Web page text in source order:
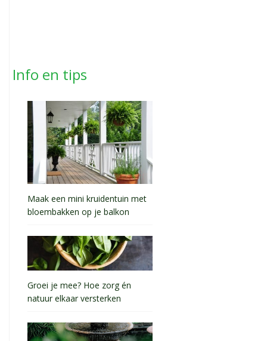
Info en tips
Maak een mini kruidentuin met
bloembakken op je balkon
Groei je mee? Hoe zorg én
natuur elkaar versterken